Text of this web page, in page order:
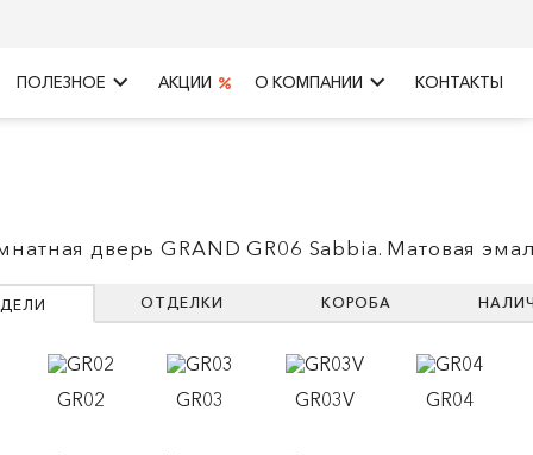
ПОЛЕЗНОЕ keyboard_arrow_right АКЦИИ О КОМПАНИИ keyboard_arrow_right КОНТАКТЫ
дверь GRAND GR06 Sabbia. Матовая
ОТДЕЛКИ КОРОБА
GR02 GR03 GR03V GR04